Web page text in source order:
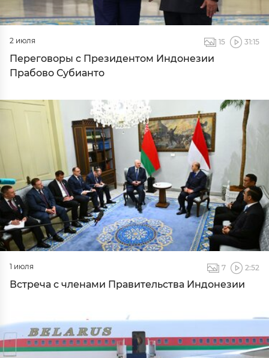
2 июля 15 31:15
Переговоры с Президентом Индонезии
Прабово Субианто
1 июля 7 2:52
Встреча с членами Правительства Индонезии